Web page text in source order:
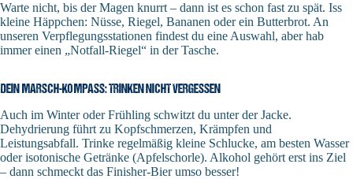
Warte nicht, bis der Magen knurrt – dann ist es schon fast zu spät. Iss
kleine Häppchen: Nüsse, Riegel, Bananen oder ein Butterbrot. An
unseren Verpflegungsstationen findest du eine Auswahl, aber hab
immer einen „Notfall-Riegel“ in der Tasche.
DEIN MARSCH-KOMPASS: TRINKEN NICHT VERGESSEN
Auch im Winter oder Frühling schwitzt du unter der Jacke.
Dehydrierung führt zu Kopfschmerzen, Krämpfen und
Leistungsabfall. Trinke regelmäßig kleine Schlucke, am besten Wasser
oder isotonische Getränke (Apfelschorle). Alkohol gehört erst ins Ziel
– dann schmeckt das Finisher-Bier umso besser!